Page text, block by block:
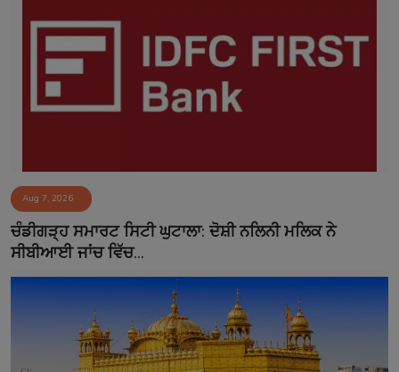
Aug 7, 2026
ਚੰਡੀਗੜ੍ਹ ਸਮਾਰਟ ਸਿਟੀ ਘੁਟਾਲਾ: ਦੋਸ਼ੀ ਨਲਿਨੀ ਮਲਿਕ ਨੇ
ਸੀਬੀਆਈ ਜਾਂਚ ਵਿੱਚ...